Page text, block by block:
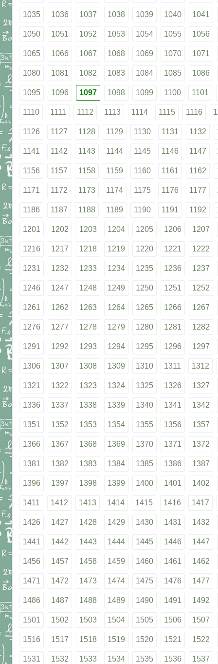
1035 1036 1037 1038 1039 1040 1041
1050 1051 1052 1053 1054 1055 1056
1065 1066 1067 1068 1069 1070 1071
1080 1081 1082 1083 1084 1085 1086
1095 1096 1097 1098 1099 1100 1101
1110 1111 1112 1113 1114 1115 1116
1126 1127 1128 1129 1130 1131 1132
1141 1142 1143 1144 1145 1146 1147
1156 1157 1158 1159 1160 1161 1162
1171 1172 1173 1174 1175 1176 1177
1186 1187 1188 1189 1190 1191 1192
1201 1202 1203 1204 1205 1206 1207
1216 1217 1218 1219 1220 1221 1222
1231 1232 1233 1234 1235 1236 1237
1246 1247 1248 1249 1250 1251 1252
1261 1262 1263 1264 1265 1266 1267
1276 1277 1278 1279 1280 1281 1282
1291 1292 1293 1294 1295 1296 1297
1306 1307 1308 1309 1310 1311 1312
1321 1322 1323 1324 1325 1326 1327
1336 1337 1338 1339 1340 1341 1342
1351 1352 1353 1354 1355 1356 1357
1366 1367 1368 1369 1370 1371 1372
1381 1382 1383 1384 1385 1386 1387
1396 1397 1398 1399 1400 1401 1402
1411 1412 1413 1414 1415 1416 1417
1426 1427 1428 1429 1430 1431 1432
1441 1442 1443 1444 1445 1446 1447
1456 1457 1458 1459 1460 1461 1462
1471 1472 1473 1474 1475 1476 1477
1486 1487 1488 1489 1490 1491 1492
1501 1502 1503 1504 1505 1506 1507
1516 1517 1518 1519 1520 1521 1522
1531 1532 1533 1534 1535 1536 1537